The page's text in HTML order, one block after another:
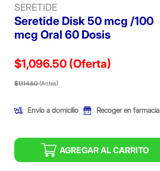
SERETIDE
Seretide Disk 50 mcg /100
mcg Oral 60 Dosis
$1,096.50 (Oferta)
Precio reducido de
$1,114.50(Antes)(Oferta)
Envío a domicilio Recoger en farmacia
AGREGAR AL CARRITO